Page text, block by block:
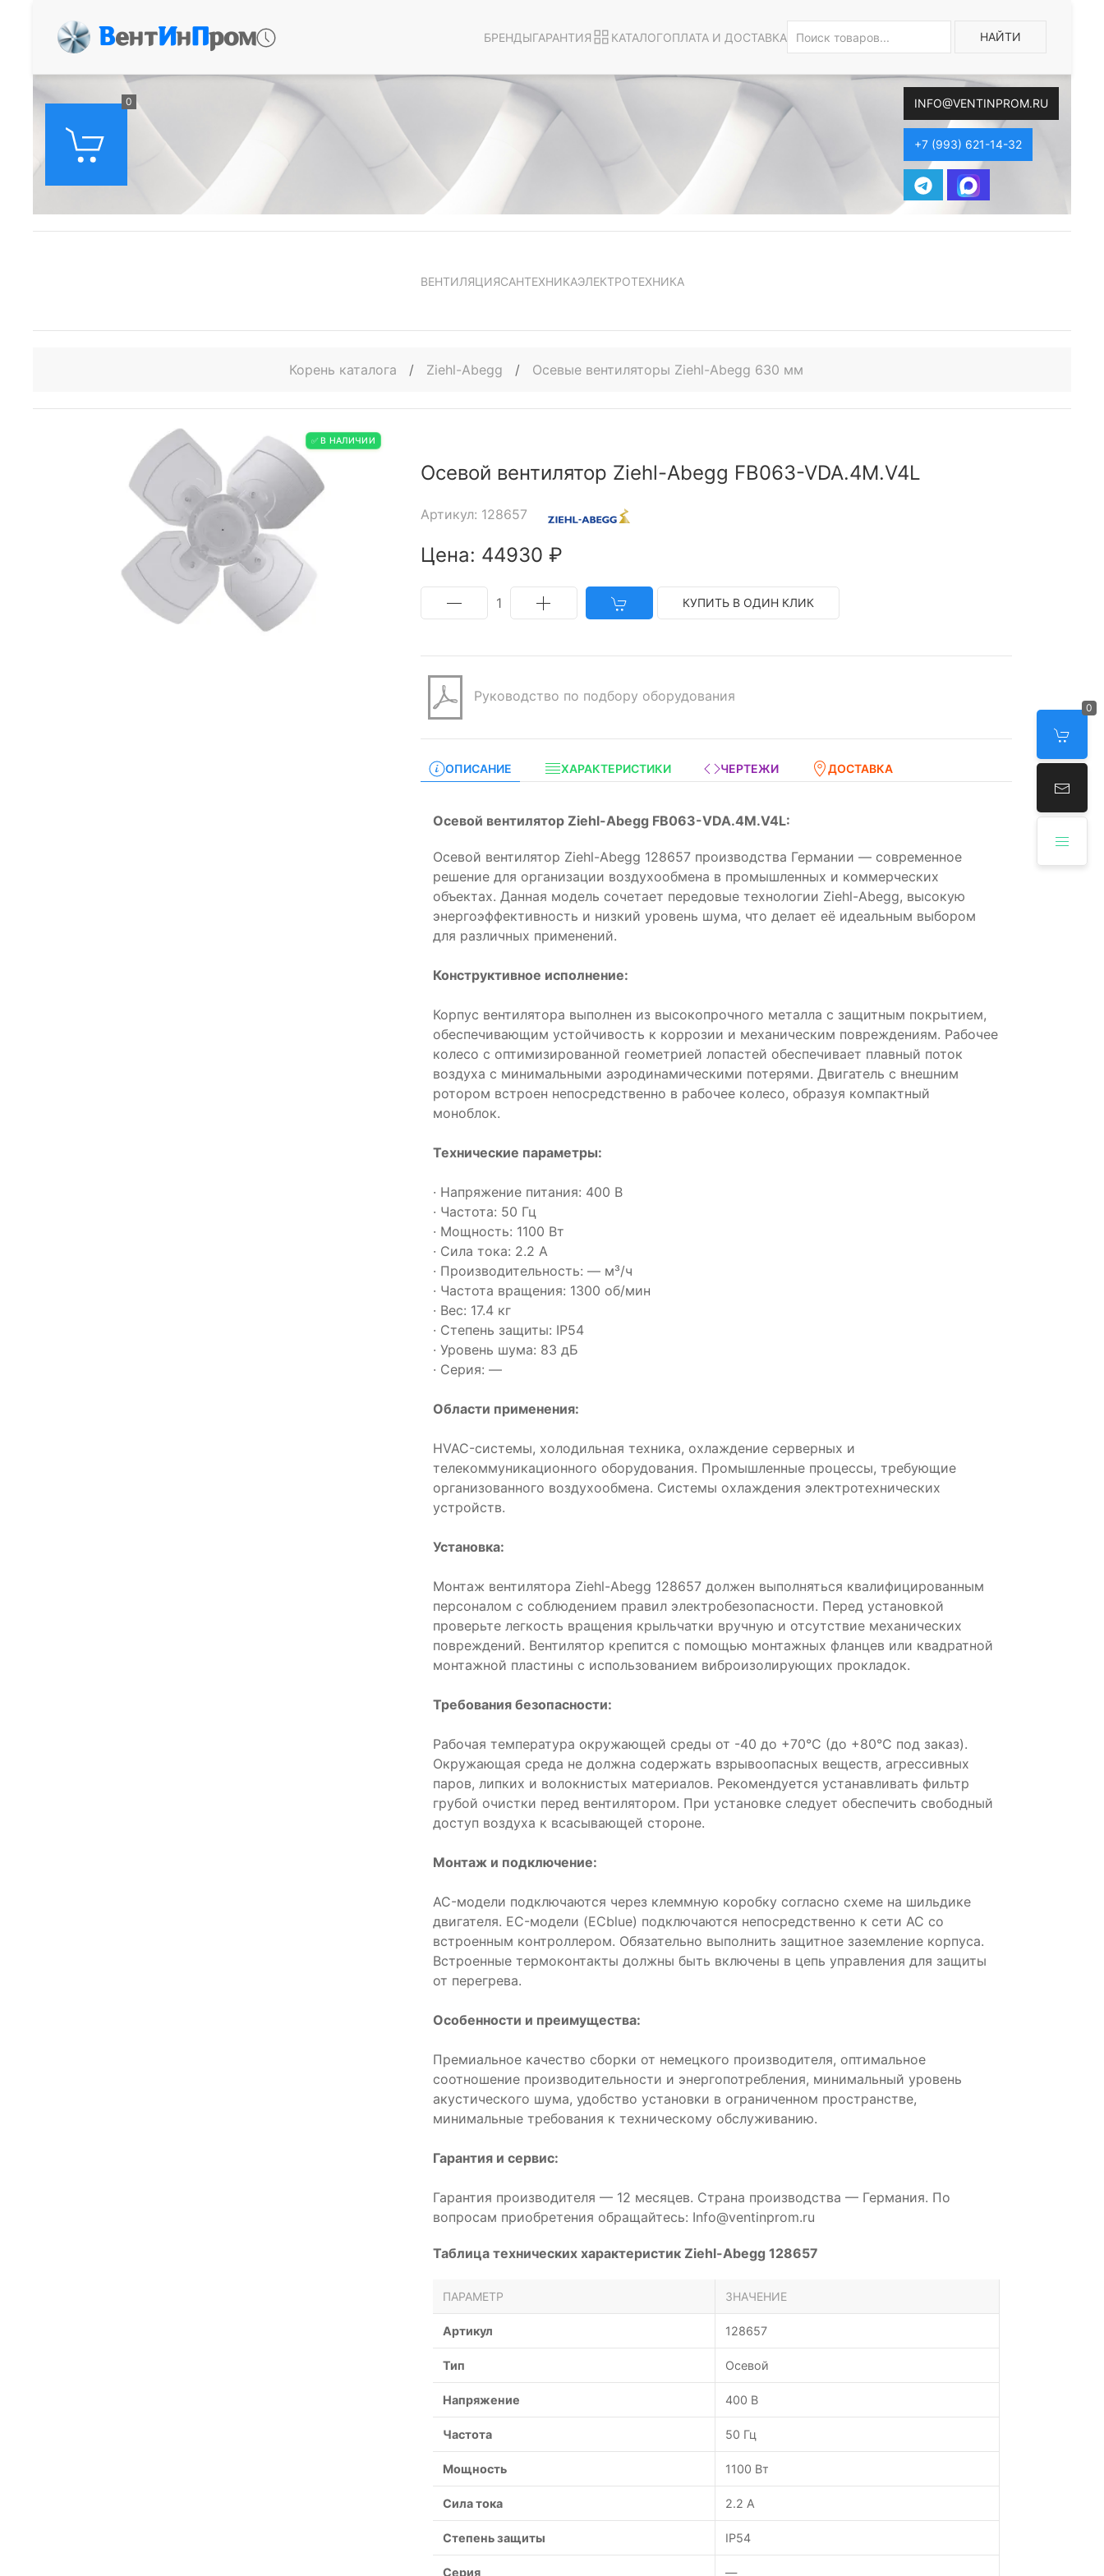
ВентИнПром БРЕНДЫГАРАНТИЯ КАТАЛОГОПЛАТА И ДОСТАВКА НАЙТИ
0 INFO@VENTINPROM.RU
+7 (993) 621-14-32
0
ВЕНТИЛЯЦИЯСАНТЕХНИКАЭЛЕКТРОТЕХНИКА
Корень каталога / Ziehl-Abegg / Осевые вентиляторы Ziehl-Abegg 630 мм
✅ В НАЛИЧИИ
Осевой вентилятор Ziehl-Abegg FB063-VDA.4M.V4L
Артикул: 128657
Цена: 44930 ₽
1 КУПИТЬ В ОДИН КЛИК
Руководство по подбору оборудования
ОПИСАНИЕ ХАРАКТЕРИСТИКИ ЧЕРТЕЖИ ДОСТАВКА
Осевой вентилятор Ziehl-Abegg FB063-VDA.4M.V4L:
Осевой вентилятор Ziehl-Abegg 128657 производства Германии — современное
решение для организации воздухообмена в промышленных и коммерческих
объектах. Данная модель сочетает передовые технологии Ziehl-Abegg, высокую
энергоэффективность и низкий уровень шума, что делает её идеальным выбором
для различных применений.
Конструктивное исполнение:
Корпус вентилятора выполнен из высокопрочного металла с защитным покрытием,
обеспечивающим устойчивость к коррозии и механическим повреждениям. Рабочее
колесо с оптимизированной геометрией лопастей обеспечивает плавный поток
воздуха с минимальными аэродинамическими потерями. Двигатель с внешним
ротором встроен непосредственно в рабочее колесо, образуя компактный
моноблок.
Технические параметры:
· Напряжение питания: 400 В
· Частота: 50 Гц
· Мощность: 1100 Вт
· Сила тока: 2.2 А
· Производительность: — м³/ч
· Частота вращения: 1300 об/мин
· Вес: 17.4 кг
· Степень защиты: IP54
· Уровень шума: 83 дБ
· Серия: —
Области применения:
HVAC-системы, холодильная техника, охлаждение серверных и
телекоммуникационного оборудования. Промышленные процессы, требующие
организованного воздухообмена. Системы охлаждения электротехнических
устройств.
Установка:
Монтаж вентилятора Ziehl-Abegg 128657 должен выполняться квалифицированным
персоналом с соблюдением правил электробезопасности. Перед установкой
проверьте легкость вращения крыльчатки вручную и отсутствие механических
повреждений. Вентилятор крепится с помощью монтажных фланцев или квадратной
монтажной пластины с использованием виброизолирующих прокладок.
Требования безопасности:
Рабочая температура окружающей среды от -40 до +70°C (до +80°C под заказ).
Окружающая среда не должна содержать взрывоопасных веществ, агрессивных
паров, липких и волокнистых материалов. Рекомендуется устанавливать фильтр
грубой очистки перед вентилятором. При установке следует обеспечить свободный
доступ воздуха к всасывающей стороне.
Монтаж и подключение:
AC-модели подключаются через клеммную коробку согласно схеме на шильдике
двигателя. EC-модели (ECblue) подключаются непосредственно к сети AC со
встроенным контроллером. Обязательно выполнить защитное заземление корпуса.
Встроенные термоконтакты должны быть включены в цепь управления для защиты
от перегрева.
Особенности и преимущества:
Премиальное качество сборки от немецкого производителя, оптимальное
соотношение производительности и энергопотребления, минимальный уровень
акустического шума, удобство установки в ограниченном пространстве,
минимальные требования к техническому обслуживанию.
Гарантия и сервис:
Гарантия производителя — 12 месяцев. Страна производства — Германия. По
вопросам приобретения обращайтесь: Info@ventinprom.ru
Таблица технических характеристик Ziehl-Abegg 128657
ПАРАМЕТР ЗНАЧЕНИЕ
Артикул 128657
Тип Осевой
Напряжение 400 В
Частота 50 Гц
Мощность 1100 Вт
Сила тока 2.2 А
Степень защиты IP54
Серия —